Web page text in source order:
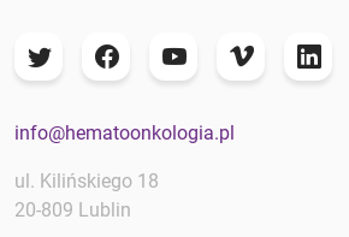
info@hematoonkologia.pl
ul. Kilińskiego 18
20-809 Lublin